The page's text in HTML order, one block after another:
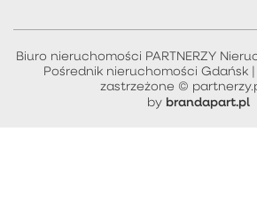
Biuro nieruchomości PARTNERZY
Pośrednik nieruchomości Gdańsk
zastrzeżone ©
by brandapart.pl